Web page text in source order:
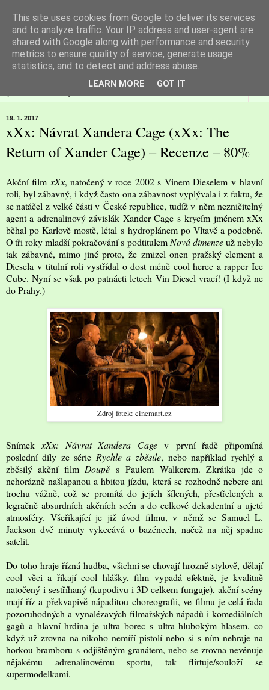
Filmspot
Recenze Honzy Vargy na filmové novinky v kinech
19. 1. 2017
xXx: Návrat Xandera Cage (xXx: The
Return of Xander Cage) – Recenze – 80%
Akční film xXx, natočený v roce 2002 s Vinem Dieselem v hlavní
roli, byl zábavný, i když často ona zábavnost vyplývala i z faktu, že
se natáčel z velké části v České republice, tudíž v něm nezničitelný
agent a adrenalinový závislák Xander Cage s krycím jménem xXx
běhal po Karlově mostě, létal s hydroplánem po Vltavě a podobně.
O tři roky mladší pokračování s podtitulem Nová dimenzeuž nebylo
tak zábavné, mimo jiné proto, že zmizel onen pražský element a
Diesela v titulní roli vystřídal o dost méně cool herec a rapper Ice
Cube. Nyní se však po patnácti letech Vin Diesel vrací! (I když ne
do Prahy.)
Zdroj fotek: cinemart.cz
Snímek xXx: Návrat Xandera Cage v první řadě připomíná
poslední díly ze série Rychle a zběsile, nebo například rychlý a
zběsilý akční film Doupěs Paulem Walkerem. Zkrátka jde o
nehorázně našlapanou a hbitou jízdu, která se rozhodně nebere ani
trochu vážně, což se promítá do jejích šílených, přestřelených a
legračně absurdních akčních scén a do celkové dekadentní a ujeté
atmosféry. Všeříkající je již úvod filmu, v němž se Samuel L.
Jackson dvě minuty vykecává o bazénech, načež na něj spadne
satelit.
Do toho hraje řízná hudba, všichni se chovají hrozně stylově, dělají
cool věci a říkají cool hlášky, film vypadá efektně, je kvalitně
natočený i sestříhaný (kupodivu i 3D celkem funguje), akční scény
mají říz a překvapivě nápaditou choreografii, ve filmu je celá řada
pozoruhodných a vynalézavých filmařských nápadů i komediálních
gagů a hlavní hrdina je ultra borec s ultra hlubokým hlasem, co
když už zrovna na nikoho nemíří pistolí nebo si s ním nehraje na
horkou bramboru s odjištěným granátem, nebo se zrovna nevěnuje
nějakému adrenalinovému sportu, tak flirtuje/souloží se
supermodelkami.
This site uses cookies from Google to deliver its services
and to analyze traffic. Your IP address and user-agent are
shared with Google along with performance and security
metrics to ensure quality of service, generate usage
statistics, and to detect and address abuse.
LEARN MORE GOT IT